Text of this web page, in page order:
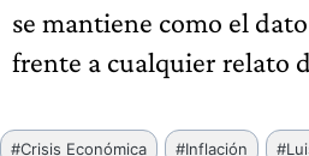
se mantiene como el
frente a cualquier relato
Etiquetas
#Crisis Económica #Inflación #